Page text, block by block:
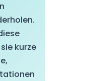
kurze